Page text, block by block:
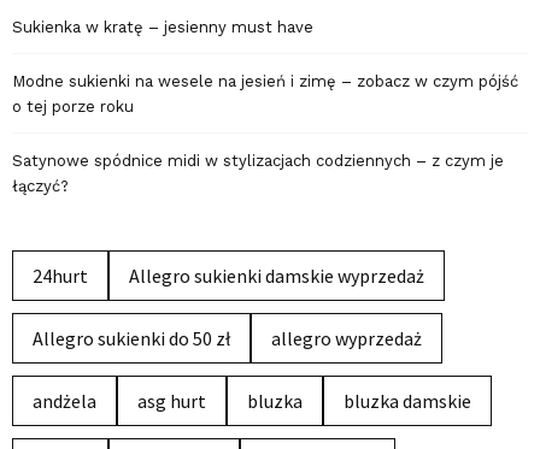
Sukienka w kratę – jesienny must have
Modne sukienki na wesele na jesień i zimę – zobacz w czym pójść
o tej porze roku
Satynowe spódnice midi w stylizacjach codziennych – z czym je
łączyć?
24hurt Allegro sukienki damskie wyprzedaż
Allegro sukienki do 50 zł allegro wyprzedaż
andżela asg hurt bluzka bluzka damskie